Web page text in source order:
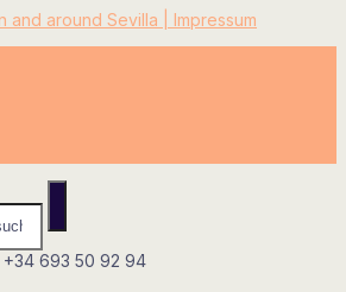
+34 693 50 92 94